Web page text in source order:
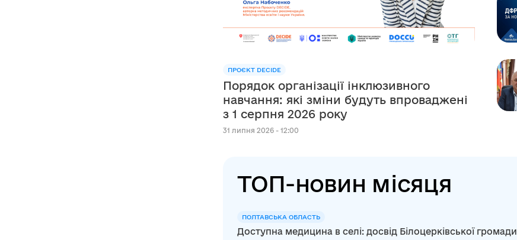
ПРОЄКТ DECIDE
Порядок організації інклюзивного
навчання: які зміни будуть впроваджені
з 1 серпня 2026 року
31 липня 2026 - 12:00
ТОП-новин місяця
ПОЛТАВСЬКА ОБЛАСТЬ
Доступна медицина в селі: досвід Білоцерківської громади